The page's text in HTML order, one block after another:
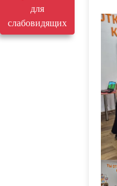
для
слабовидящих